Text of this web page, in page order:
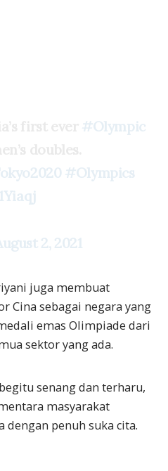
#Olympic
#Olympics
2, 2021
juga membuat
Cina sebagai negara yang
emas Olimpiade dari
sektor yang ada.
senang dan terharu,
masyarakat
dengan penuh suka cita.